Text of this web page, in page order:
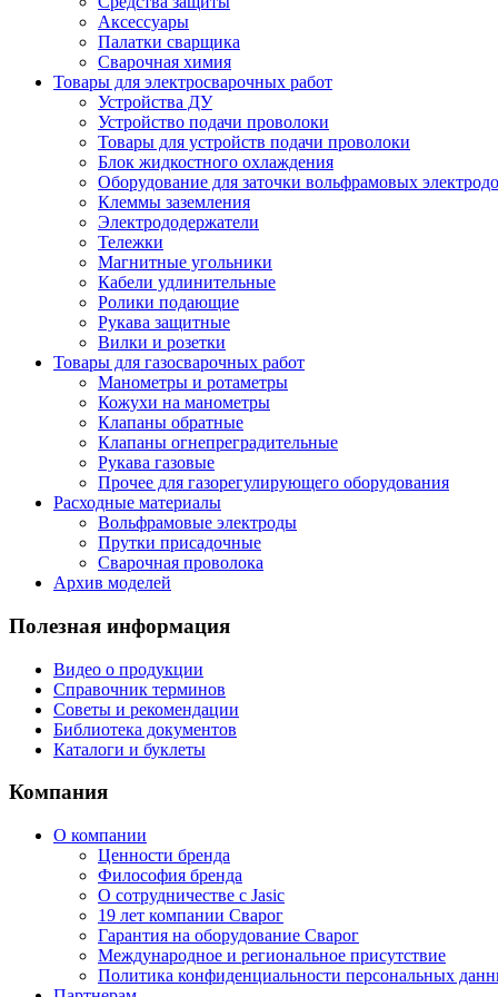
Аксессуары
Палатки сварщика
Сварочная химия
Товары для электросварочных работ
Устройства ДУ
Устройство подачи проволоки
Товары для устройств подачи проволоки
Блок жидкостного охлаждения
Оборудование для заточки вольфрамовых
Клеммы заземления
Электрододержатели
Тележки
Магнитные угольники
Кабели удлинительные
Ролики подающие
Рукава защитные
Вилки и розетки
Товары для газосварочных работ
Манометры и ротаметры
Кожухи на манометры
Клапаны обратные
Клапаны огнепреградительные
Рукава газовые
Прочее для газорегулирующего оборудования
Расходные материалы
Вольфрамовые электроды
Прутки присадочные
Сварочная проволока
Архив моделей
Полезная информация
Видео о продукции
Справочник терминов
Советы и рекомендации
Библиотека документов
Каталоги и буклеты
Компания
О компании
Ценности бренда
Философия бренда
О сотрудничестве с Jasic
19 лет компании Сварог
Гарантия на оборудование Сварог
Международное и региональное присутствие
Политика конфиденциальности персональных